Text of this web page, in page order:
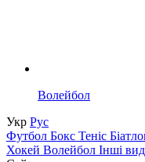
Волейбол
Укр Рус
Футбол Бокс Теніс
Хокей Волейбол Інші